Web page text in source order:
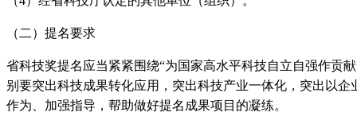
（二）提名要求
省科技奖提名应当紧紧围绕“为国家高水平科技自立自强作贡
别要突出科技成果转化应用，突出科技产业一体化，突出以
作为、加强指导，帮助做好提名成果项目的凝练。